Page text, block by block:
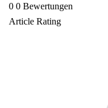
0 0 Bewertungen
Article Rating